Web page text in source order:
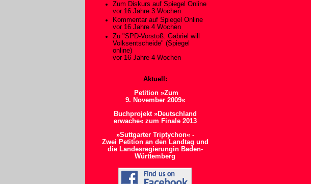
Zum Diskurs auf Spiegel Online
vor 16 Jahre 3 Wochen
Kommentar auf Spiegel Online
vor 16 Jahre 4 Wochen
Zu "SPD-Vorstoß: Gabriel will
Volksentscheide" (Spiegel
online)
vor 16 Jahre 4 Wochen
Aktuell:
Petition »Zum
9. November 2009«
Buchprojekt »Deutschland
erwache« zum Finale 2013
»Suttgarter Triptychon« -
Zwei Petition an den Landtag und
die Landesregierungin Baden-
Württemberg